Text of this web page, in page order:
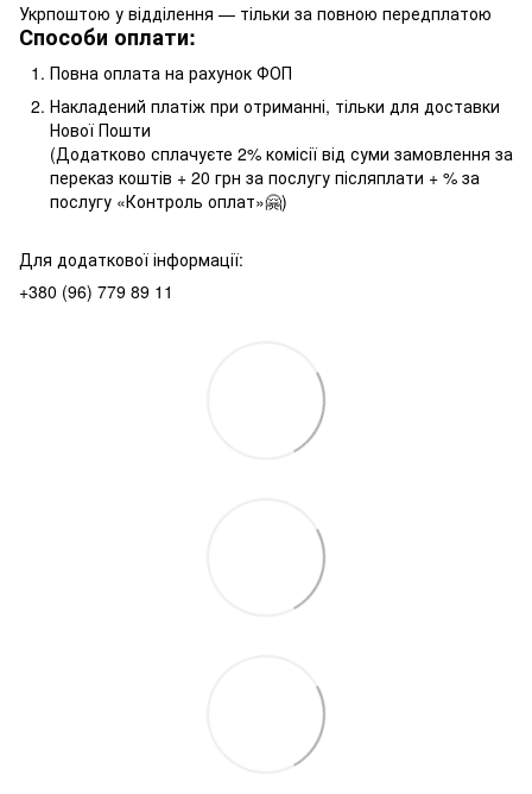
Укрпоштою у відділення — тільки за повною передплатою
Способи оплати:
Повна оплата на рахунок ФОП
Накладений платіж при отриманні, тільки для доставки
Нової Пошти
(Додатково сплачуєте 2% комісії від суми замовлення за
переказ коштів + 20 грн за послугу післяплати + % за
послугу «Контроль оплат»🤗)
Для додаткової інформації:
+380 (96) 779 89 11